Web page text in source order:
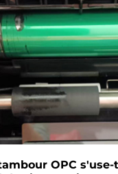
délavées ou des
lorsqu’ils
OPC